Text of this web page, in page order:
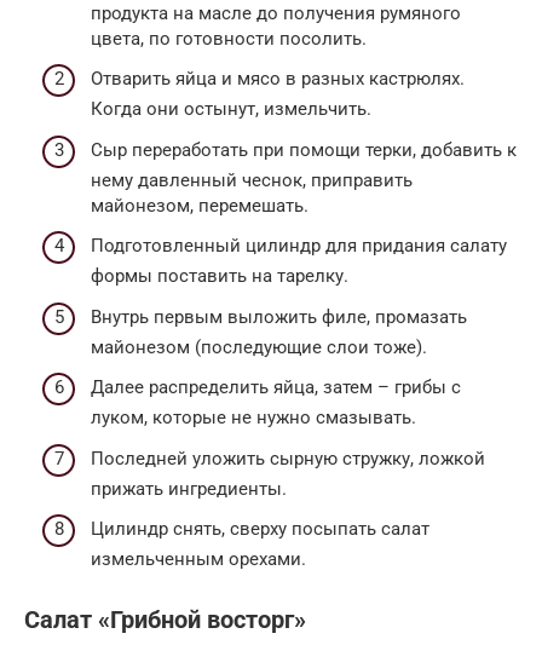
продукта на масле до получения румяного
цвета, по готовности посолить.
Отварить яйца и мясо в разных кастрюлях.
Когда они остынут, измельчить.
Сыр переработать при помощи терки, добавить к
нему давленный чеснок, приправить
майонезом, перемешать.
Подготовленный цилиндр для придания салату
формы поставить на тарелку.
Внутрь первым выложить филе, промазать
майонезом (последующие слои тоже).
Далее распределить яйца, затем – грибы с
луком, которые не нужно смазывать.
Последней уложить сырную стружку, ложкой
прижать ингредиенты.
Цилиндр снять, сверху посыпать салат
измельченным орехами.
Салат «Грибной восторг»